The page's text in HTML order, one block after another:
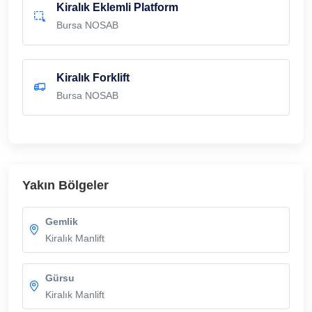
Kiralık Eklemli Platform
Bursa NOSAB
Kiralık Forklift
Bursa NOSAB
Yakın Bölgeler
Gemlik
Kiralık Manlift
Gürsu
Kiralık Manlift